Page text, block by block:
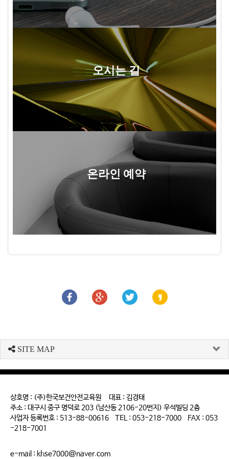
오시는 길
온라인 예약
SITE MAP
상호명 : (주)한국보건안전교육원 대표 : 김경태
주소 : 대구시 중구 명덕로 203 (남산동 2106-20번지) 우석빌딩 2층
사업자 등록번호 : 513-88-00616 TEL : 053-218-7000 FAX : 053
-218-7001
e-mail : khse7000@naver.com